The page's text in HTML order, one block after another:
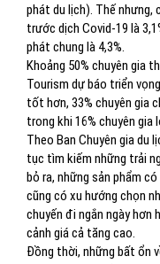
phát du lịch). Thế nhưng,
trước dịch Covid-19 là
phát chung là 4,3%.
Khoảng 50% chuyên gia
Tourism dự báo triển
tốt hơn, 33% chuyên gia
trong khi 16% chuyên gia
Theo Ban Chuyên gia du
tục tìm kiếm những trải
bỏ ra, những sản phẩm
cũng có xu hướng chọn
chuyến đi ngắn ngày
cảnh giá cả tăng cao.
Đồng thời, những bất ổn